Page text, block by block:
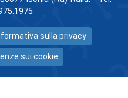
sulla privacy
sui cookie